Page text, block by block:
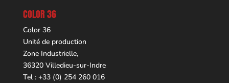
COLOR 36
Color 36
Unité de production
Zone Industrielle,
36320 Villedieu-sur-Indre
Tel : +33 (0) 254 260 016